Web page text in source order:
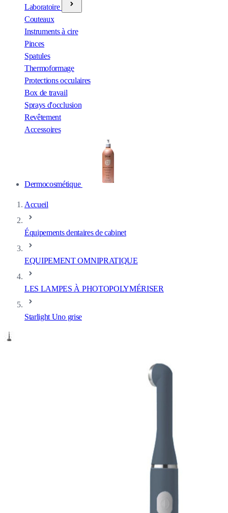
Laboratoire
Couteaux
Instruments à cire
Pinces
Spatules
Thermoformage
Protections occulaires
Box de travail
Sprays d'occlusion
Revêtement
Accessoires
Dermocosmétique
Accueil
Équipements dentaires de cabinet
EQUIPEMENT OMNIPRATIQUE
LES LAMPES À PHOTOPOLYMÉRISER
Starlight Uno grise